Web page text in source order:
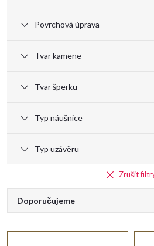
Povrchová úprava
Tvar kamene
Tvar šperku
Typ náušnice
Typ uzávěru
Zrušit
Ř
a
Doporučujeme